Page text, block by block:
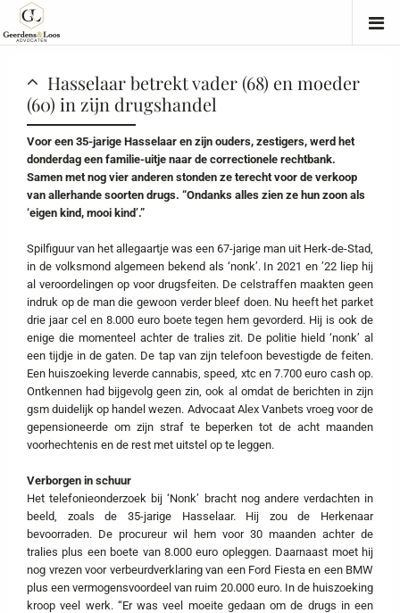
Hasselaar betrekt vader (68) en moeder
(60) in zijn drugshandel
Voor een 35-jarige Hasselaar en zijn ouders, zestigers, werd het
donderdag een familie-uitje naar de correctionele rechtbank.
Samen met nog vier anderen stonden ze terecht voor de verkoop
van allerhande soorten drugs. “Ondanks alles zien ze hun zoon als
‘eigen kind, mooi kind’.”
Spilfiguur van het allegaartje was een 67-jarige man uit Herk-de-Stad,
in de volksmond algemeen bekend als ‘nonk’. In 2021 en ’22 liep hij
al veroordelingen op voor drugsfeiten. De celstraffen maakten geen
indruk op de man die gewoon verder bleef doen. Nu heeft het parket
drie jaar cel en 8.000 euro boete tegen hem gevorderd. Hij is ook de
enige die momenteel achter de tralies zit. De politie hield ‘nonk’ al
een tijdje in de gaten. De tap van zijn telefoon bevestigde de feiten.
Een huiszoeking leverde cannabis, speed, xtc en 7.700 euro cash op.
Ontkennen had bijgevolg geen zin, ook al omdat de berichten in zijn
gsm duidelijk op handel wezen. Advocaat Alex Vanbets vroeg voor de
gepensioneerde om zijn straf te beperken tot de acht maanden
voorhechtenis en de rest met uitstel op te leggen.
Verborgen in schuur
Het telefonieonderzoek bij ‘Nonk’ bracht nog andere verdachten in
beeld, zoals de 35-jarige Hasselaar. Hij zou de Herkenaar
bevoorraden. De procureur wil hem voor 30 maanden achter de
tralies plus een boete van 8.000 euro opleggen. Daarnaast moet hij
nog vrezen voor verbeurdverklaring van een Ford Fiesta en een BMW
plus een vermogensvoordeel van ruim 20.000 euro. In de huiszoeking
kroop veel werk. “Er was veel moeite gedaan om de drugs in een